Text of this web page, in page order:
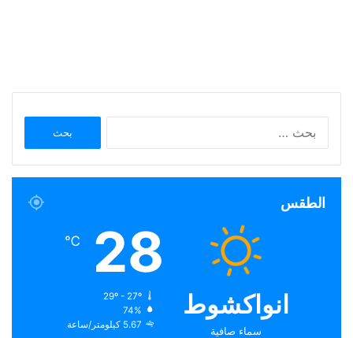
الطقس
انواكشوط
سماء صافية
28
℃
29º - 27º
74%
5.67 كيلومتر/ساعة